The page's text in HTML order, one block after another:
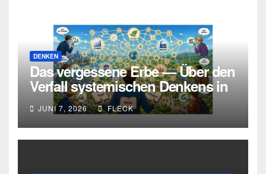
DENKEN
Das vergessene Erbe — Über den
Verfall systemischen Denkens in
Deutschland
JUNI 7, 2026 FLECK